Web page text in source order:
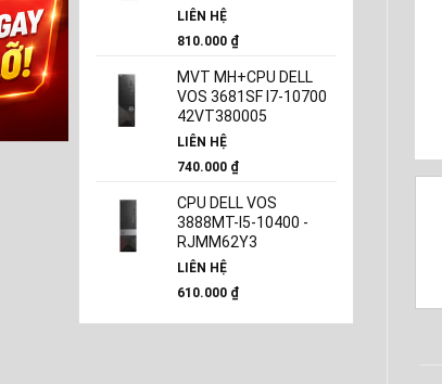
LIÊN HỆ
810.000 ₫
MVT MH+CPU DELL
VOS 3681SF I7-10700
42VT380005
LIÊN HỆ
740.000 ₫
CPU DELL VOS
3888MT-I5-10400 -
RJMM62Y3
LIÊN HỆ
610.000 ₫